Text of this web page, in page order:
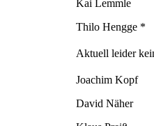
Kai Lemmle
Thilo Hengge *
Aktuell leider
Joachim Kopf
David Näher